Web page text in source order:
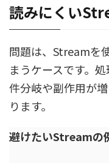
読みにくい
問題は、Streamを
まうケースです。
件分岐や副作用が
ります。
避けたいStreamの